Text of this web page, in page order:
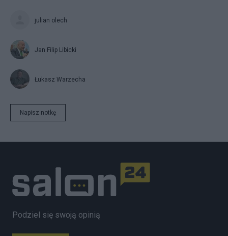
julian olech
Jan Filip Libicki
Łukasz Warzecha
Napisz notkę
Podziel się swoją opinią